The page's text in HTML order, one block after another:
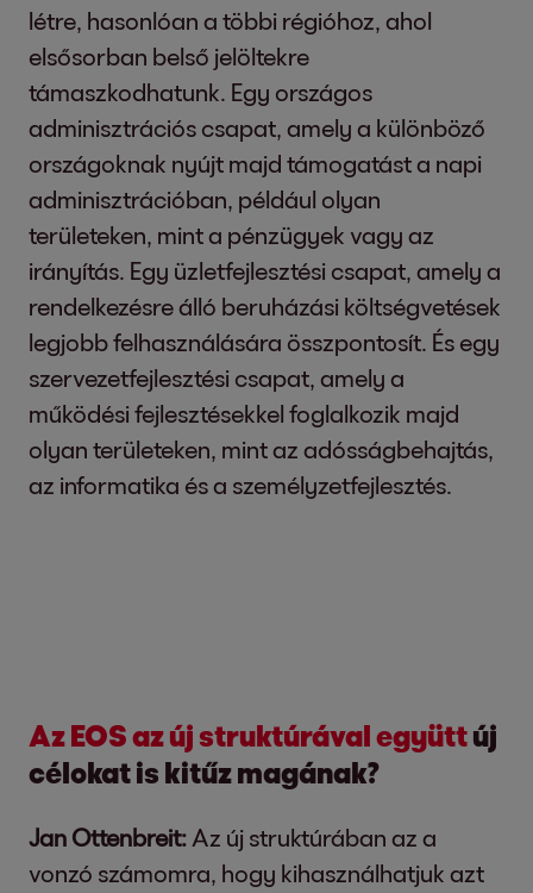
létre, hasonlóan a többi régióhoz, ahol
elsősorban belső jelöltekre
támaszkodhatunk. Egy országos
adminisztrációs csapat, amely a különböző
országoknak nyújt majd támogatást a napi
adminisztrációban, például olyan
területeken, mint a pénzügyek vagy az
irányítás. Egy üzletfejlesztési csapat, amely a
rendelkezésre álló beruházási költségvetések
legjobb felhasználására összpontosít. És egy
szervezetfejlesztési csapat, amely a
működési fejlesztésekkel foglalkozik majd
olyan területeken, mint az adósságbehajtás,
az informatika és a személyzetfejlesztés.
Az EOS az új struktúrával együttúj
célokat is kitűz magának?
Jan Ottenbreit: Az új struktúrában az a
vonzó számomra, hogy kihasználhatjuk azt